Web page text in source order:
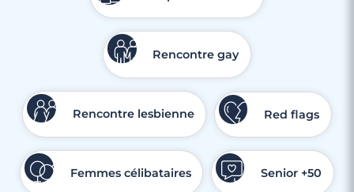
Rencontre gay
Rencontre lesbienne Red flags
Femmes célibataires Senior +50